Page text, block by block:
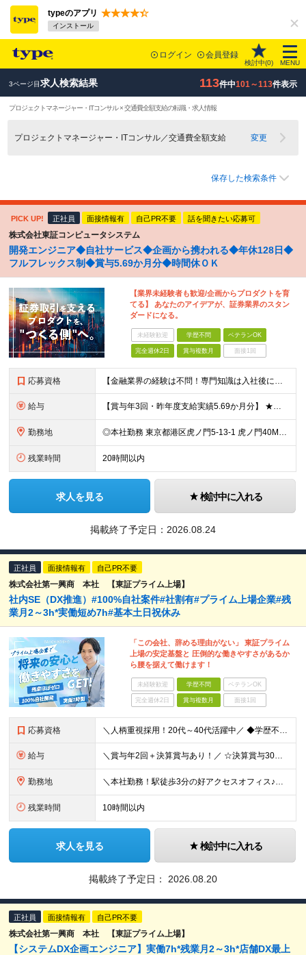
typeのアプリ
インストール
ログイン 会員登録
検討中(0) MENU
3ページ目求人検索結果 113件中101～113件表示
プロジェクトマネージャー・ITコンサル × 交通費全額支給の転職・求人情報
プロジェクトマネージャー・ITコンサル／交通費全額支給 変更
保存した検索条件
PICK UP! 正社員 面接情報有 自己PR不要 話を聞きたい応募可
株式会社東証コンピュータシステム
開発エンジニア◆自社サービス◆企画から携われる◆年休128日◆
フルフレックス制◆賞与5.69か月分◆時間休ＯＫ
【業界未経験者も歓迎/企画からプロダクトを育
てる】 あなたのアイデアが、証券業界のスタン
ダードになる。
未経験歓迎 学歴不問 ベテランOK
完全週休2日 賞与複数月 面接1回
応募資格 【金融業界の経験は不問！専門知識は入社後に学べます】 ◎学歴不問 ◎システム開発の実務経験をお持ちの方 └3年以上・Java、C#いずれかの使用経験をお持ちの方を想定しております 【以下のような方は
給与 【賞与年3回・昨年度支給実績5.69か月分】 ★想定年収500万円～ ★前職給与考慮あり 月給27万円～59万円 +残業代全額支給(1分単位、監督職以下) +人事評価による賞与年2回（4月/10月）
勤務地 ◎本社勤務 東京都港区虎ノ門5-13-1 虎ノ門40MTビル 8F ※原則として、転居を伴う転勤はありません ※(変更の範囲)上記を除く当社関連勤務地
残業時間 20時間以内
求人を見る 検討中に入れる
掲載終了予定日： 2026.08.24
正社員 面接情報有 自己PR不要
株式会社第一興商 本社 【東証プライム上場】
社内SE（DX推進）#100%自社案件#社割有#プライム上場企業#残
業月2～3h*実働短め7h#基本土日祝休み
「この会社、辞める理由がない」 東証プライム
上場の安定基盤と 圧倒的な働きやすさがあるか
ら腰を据えて働けます！
未経験歓迎 学歴不問 ベテランOK
完全週休2日 賞与複数月 面接1回
応募資格 ＼人柄重視採用！20代～40代活躍中／ ◆学歴不問 ◆システム開発経験を3年以上お持ちの方 ※上流工程のご経験があればなお歓迎します！ ＼下記に当てはまる方は当社にピッタリです！／ □カラオケや飲食
給与 ＼賞与年2回＋決算賞与あり！／ ☆決算賞与30年連続支給 ☆想定年収400～700万円 月給24万円～40万375円＋賞与年2回＋決算賞与＋各種手当 【…充実した手当あり！…】 ■交通費全額支給
勤務地 ＼本社勤務！駅徒歩3分の好アクセスオフィス♪／ 【本社】 東京都港区三田3-9-6 ※(変更の範囲)上記を除く当社関連勤務地
残業時間 10時間以内
求人を見る 検討中に入れる
掲載終了予定日： 2026.08.20
正社員 面接情報有 自己PR不要
株式会社第一興商 本社 【東証プライム上場】
【システムDX企画エンジニア】実働7h*残業月2～3h*店舗DX最上